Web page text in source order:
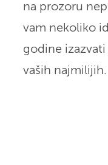
na prozoru
vam nekoliko
godine
vaših najmilijih.